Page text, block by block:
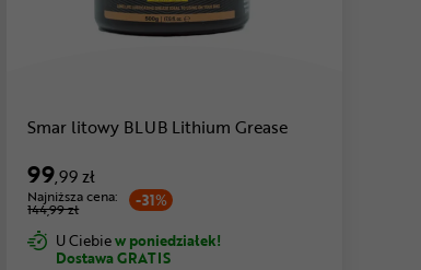
Smar litowy BLUB Lithium Grease
99,99 zł
-31%
Najniższa cena:
144,99 zł
U Ciebiew poniedziałek!
Dostawa GRATIS